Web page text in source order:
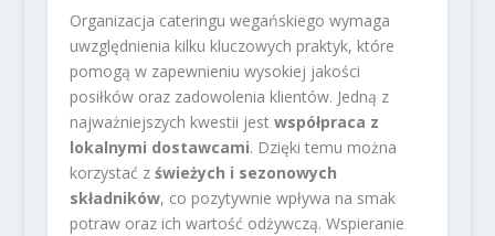
Organizacja cateringu wegańskiego wymaga
uwzględnienia kilku kluczowych praktyk, które
pomogą w zapewnieniu wysokiej jakości
posiłków oraz zadowolenia klientów. Jedną z
najważniejszych kwestii jest współpraca z
lokalnymi dostawcami. Dzięki temu można
korzystać z świeżych i sezonowych
składników, co pozytywnie wpływa na smak
potraw oraz ich wartość odżywczą. Wspieranie